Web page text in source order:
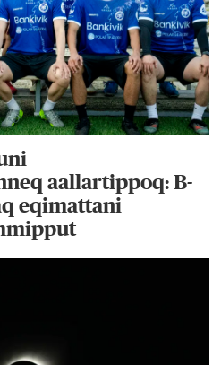
aallartippoq: B-
eqimattani